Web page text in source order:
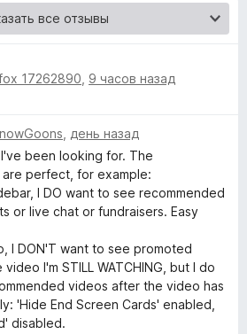
17262890 9 часов назад
день назад
I've been looking for. The
perfect, for example:
I DO want to see recommended
or live chat or fundraisers. Easy
I DON'T want to see promoted
I'm STILL WATCHING, but I do
videos after the video has
'Hide End Screen Cards' enabled,
disabled.